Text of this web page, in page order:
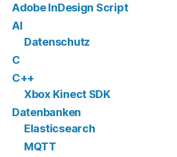
Adobe InDesign Script
AI
Datenschutz
C
C++
Xbox Kinect SDK
Datenbanken
Elasticsearch
MQTT